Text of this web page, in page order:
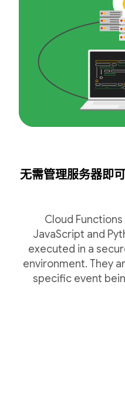
无需管理服务器即
Cloud
JavaScript and
executed in a
environment. They
specific event